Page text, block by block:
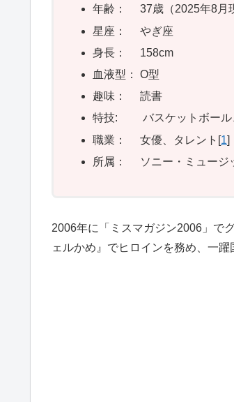
年齢： 37歳（2025年8月
星座： やぎ座
身長： 158cm
血液型： O型
趣味： 読書
特技: バスケットボール
職業： 女優、タレント[1]
所属： ソニー・ミュージ
2006年に「ミスマガジン2006」で
ェルかめ』でヒロインを務め、一躍